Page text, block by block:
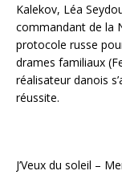
Kalekov, Léa
commandant de la
protocole russe
drames familiaux
réalisateur danois
réussite.
J’Veux du soleil –